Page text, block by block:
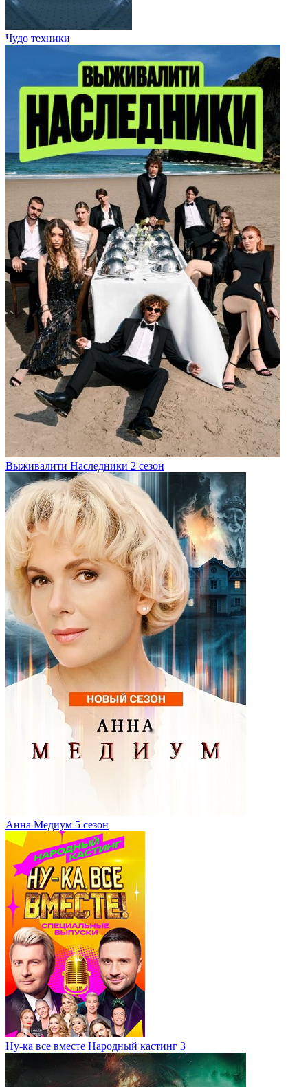
Чудо техники
Выживалити Наследники 2 сезон
Анна Медиум 5 сезон
Ну-ка все вместе Народный кастинг 3